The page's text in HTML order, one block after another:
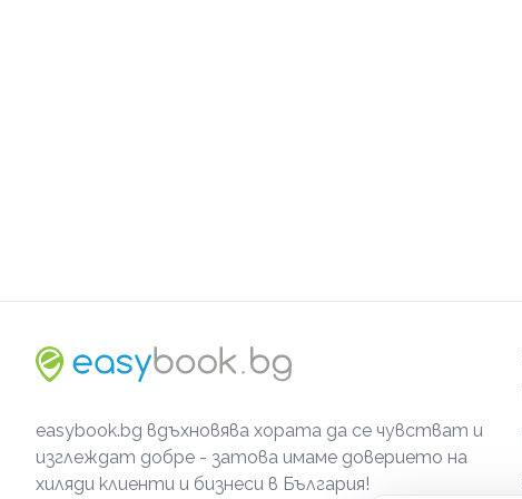
easybook.bg вдъхновява хората да се чувстват и
изглеждат добре - затова имаме доверието на
хиляди клиенти и бизнеси в България!